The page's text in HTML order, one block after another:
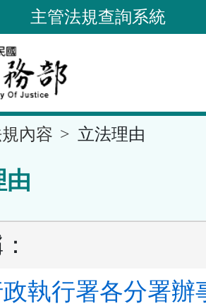
主管法規查詢系統
內容 立法理由
由
執行署各分署辦